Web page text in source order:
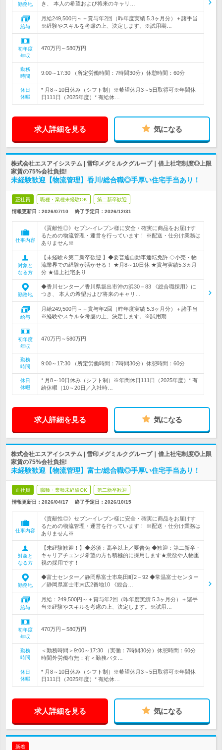
勤務地 き、 本人の希望および将来のキャリ…
給与
月給249,500円～＋賞与年2回（昨年度実績 5.3ヶ月分）＋諸手当
※経験やスキルを考慮の上、決定します。※試用期…
初年度
年収
470万円～580万円
勤務
時間
9:00～17:30 （所定労働時間：7時間30分）休憩時間：60分
休日
休暇
* 月8～10日休み（シフト制）※希望休月3～5日取得可※年間休
日111日（2025年度）* 有給休…
求人詳細を見る 気になる
株式会社エスアイシステム | 雪印メグミルクグループ｜借上社宅制度◎上限
家賃の75%会社負担!
未経験歓迎【物流管理】香川/総合職◎手厚い住宅手当あり！
正社員 職種・業種未経験OK 第二新卒歓迎
情報更新日：2026/07/10 終了予定日： 2026/12/31
仕事内容
《貢献性◎》セブン‐イレブン様に安全・確実に商品をお届けす
るための物流管理・運営を行っています！ ※配送・仕分け業務は
ありません※
対象と
なる方
【未経験＆第二新卒歓迎 】◆要普通自動車運転免許 ◇小売・物
流業界での経験が活かせる！ ★月8～10日休 ★賞与実績5.3ヵ月
分 ★借上社宅あり
勤務地
◆香川センター／香川県坂出市沖の浜30－83 《総合職採用》に
つき、 本人の希望および将来のキャリ…
給与
月給249,500円～＋賞与年2回（昨年度実績 5.3ヶ月分）＋諸手当
※経験やスキルを考慮の上、決定します。※試用期…
初年度
年収
470万円～580万円
勤務
時間
9:00～17:30 （所定労働時間：7時間30分）休憩時間：60分
休日
休暇
* 月8～10日休み（シフト制）※年間休日111日（2025年度）* 有
給休暇（10～20日／入社時…
求人詳細を見る 気になる
株式会社エスアイシステム | 雪印メグミルクグループ｜借上社宅制度◎上限
家賃の75%会社負担!
未経験歓迎【物流管理】富士/総合職◎手厚い住宅手当あり！
正社員 職種・業種未経験OK 第二新卒歓迎
情報更新日：2026/04/17 終了予定日： 2026/10/15
仕事内容
《貢献性◎》セブン‐イレブン様に安全・確実に商品をお届けす
るための物流管理・運営を行っています！ ※配送・仕分け業務は
ありません※
対象と
なる方
【未経験歓迎！】◆必須：高卒以上／要普免 ◆歓迎：第二新卒・
キャリアチェンジ希望の方も積極的に採用します★意欲や人物重
視の採用です！
勤務地
◆富士センター／静岡県富士市島田町2－92 ◆常温富士センター
／静岡県富士市末広2番地10 《総合…
給与
月給：249,500円～＋賞与年2回（昨年度実績 5.3ヶ月分）＋諸手
当※経験やスキルを考慮の上、決定します。※試用…
初年度
年収
470万円～580万円
勤務
時間
＜勤務時間＞9:00～17:30 （実働：7時間30分）休憩時間：60分
時間外労働有無：有＜勤務パタ…
休日
休暇
* 月8～10日休み（シフト制）※希望休月3～5日取得可※年間休
日111日（2025年度）* 有給休…
求人詳細を見る 気になる
新着